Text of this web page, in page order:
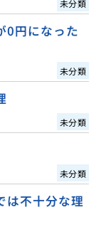
未分類
0円になった
未分類
未分類
未分類
は不十分な理